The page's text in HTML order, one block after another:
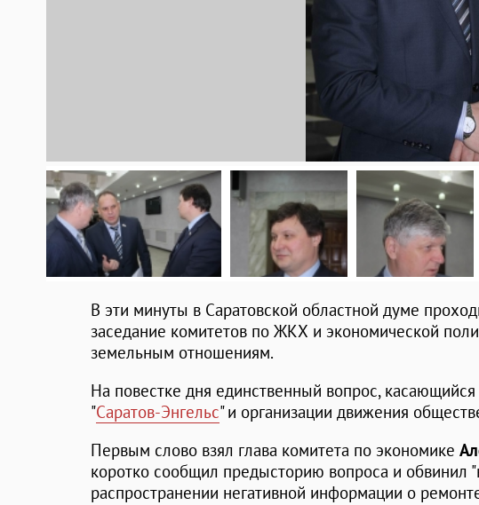
В эти минуты в Саратовской областной думе
заседание комитетов по ЖКХ и экономической
земельным отношениям.
На повестке дня единственный вопрос,
"Саратов-Энгельс" и организации движения
Первым слово взял глава комитета по экономике
коротко сообщил предысторию вопроса и
распространении негативной информации о